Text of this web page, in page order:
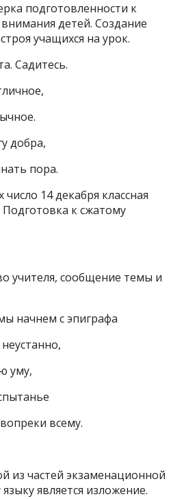
подготовленности к
детей. Создание
учащихся на урок.
Садитесь.
добра,
пора.
14 декабря классная
к сжатому
учителя, сообщение темы и
начнем с эпиграфа
уму,
всему.
из частей экзаменационной
является изложение.